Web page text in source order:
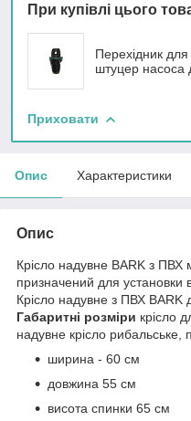
При купівлі цього
Перехідник
штуцер насоса
Приховати
Опис Характеристики
Опис
Крісло надувне BARK з ПВХ
призначений для установки
Крісло надувне з ПВХ BARK
Габаритні розміри крісло
надувне крісло рибальське,
ширина - 60 см
довжина 55 см
висота спинки 65 см